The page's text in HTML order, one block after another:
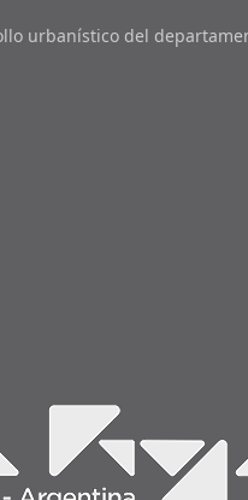
urbanístico del